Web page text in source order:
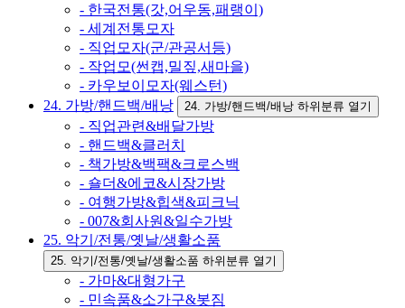
- 한국전통(갓,어우동,패랭이)
- 세계전통모자
- 직업모자(군/관공서등)
- 작업모(썬캡,밀짚,새마을)
- 카우보이모자(웨스턴)
24. 가방/핸드백/배낭
24. 가방/핸드백/배낭 하위분류 열기
- 직업관련&배달가방
- 핸드백&클러치
- 책가방&백팩&크로스백
- 숄더&에코&시장가방
- 여행가방&힙색&피크닉
- 007&회사원&일수가방
25. 악기/전통/옛날/생활소품
25. 악기/전통/옛날/생활소품 하위분류 열기
- 가마&대형가구
- 민속품&소가구&봇짐